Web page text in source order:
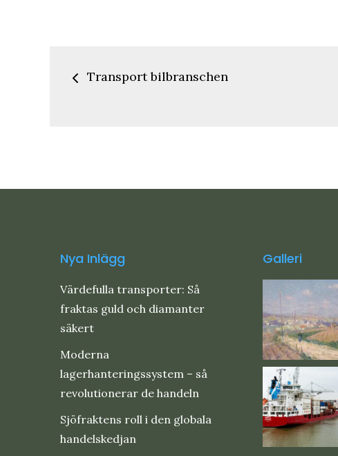
Inläggsnavigering
Transport bilbranschen
Nya Inlägg
Värdefulla transporter: Så
fraktas guld och diamanter
säkert
Moderna
lagerhanteringssystem – så
revolutionerar de handeln
Sjöfraktens roll i den globala
handelskedjan
Galleri